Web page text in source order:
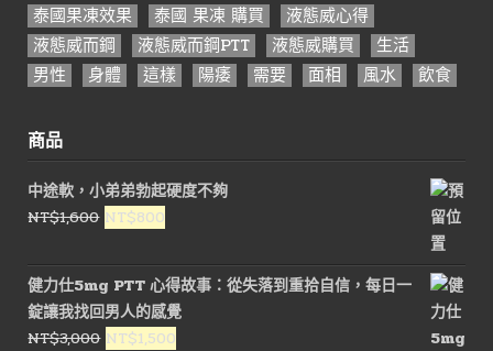
泰國果凍效果
泰國 果凍 購買
液態威心得
液態威而鋼
液態威而鋼PTT 液態威購買
生活
男性
身體 這樣 陽痿 需要 面相 風水 飲食
商品
中途軟，小弟弟勃起硬度不夠
NT$1,600 原
價
格：
NT$1,600。
NT$800
價
格：
NT$800。
健力仕5mg PTT 心得故事：從失落到重拾自信，每日一
錠讓我找回男人的感覺
NT$3,000 原
NT$1,500